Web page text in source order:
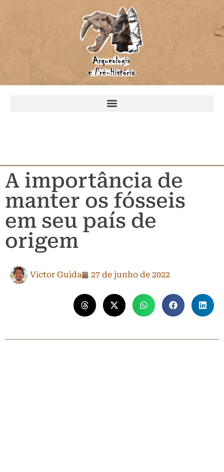
A importância de
manter os fósseis
em seu país de
origem
Victor Guida 27 de junho de 2022